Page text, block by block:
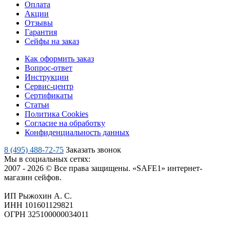
Оплата
Акции
Отзывы
Гарантия
Сейфы на заказ
Как оформить заказ
Вопрос-ответ
Инструкции
Сервис-центр
Сертификаты
Статьи
Политика Cookies
Согласие на обработку
Конфиденциальность данных
8 (495) 488-72-75 Заказать звонок
Мы в социальных сетях:
2007 - 2026 © Все права защищены. «SAFE1» интернет-
магазин сейфов.
ИП Рыжохин А. С.
ИНН 101601129821
ОГРН 325100000034011